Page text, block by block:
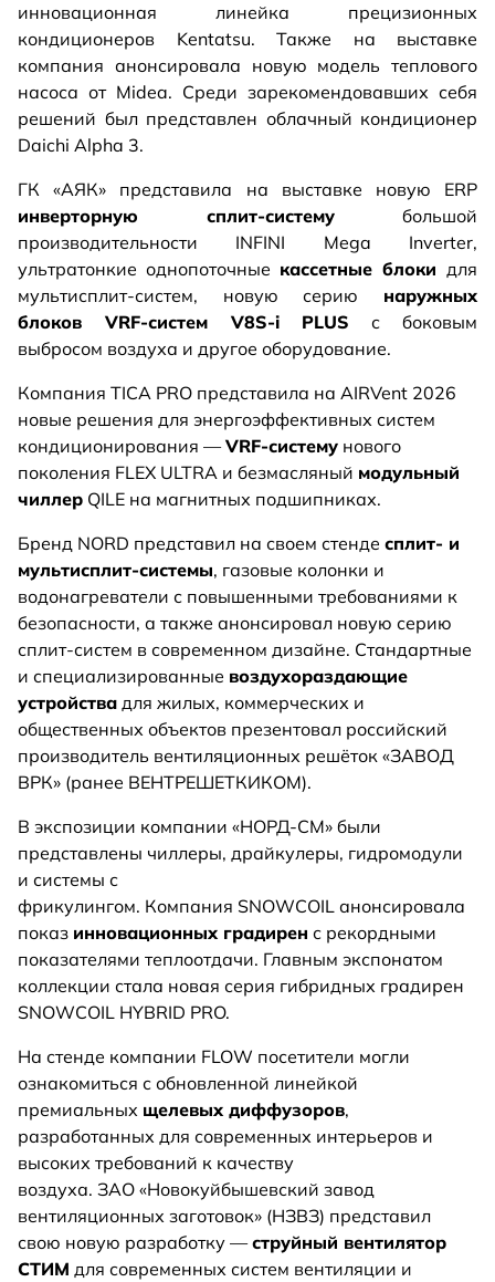
инновационная линейка прецизионных
кондиционеров Kentatsu. Также на выставке
компания анонсировала новую модель теплового
насоса от Midea. Среди зарекомендовавших себя
решений был представлен облачный кондиционер
Daichi Alpha 3.
ГК «АЯК» представила на выставке новую ERP
инверторную сплит-систему большой
производительности INFINI Mega Inverter,
ультратонкие однопоточные кассетные блоки для
мультисплит-систем, новую серию наружных
блоков VRF-систем V8S-i PLUS с боковым
выбросом воздуха и другое оборудование.
Компания TICA PRO представила на AIRVent 2026
новые решения для энергоэффективных систем
кондиционирования —VRF-систему нового
поколения FLEX ULTRA и безмасляный модульный
чиллер QILE на магнитных подшипниках.
Бренд NORD представил на своем стенде сплит- и
мультисплит-системы, газовые колонки и
водонагреватели с повышенными требованиями к
безопасности, а также анонсировал новую серию
сплит-систем в современном дизайне. Стандартные
и специализированные воздухораздающие
устройства для жилых, коммерческих и
общественных объектов презентовал российский
производитель вентиляционных решёток «ЗАВОД
ВРК» (ранее ВЕНТРЕШЕТКИКОМ).
В экспозиции компании «НОРД-СМ» были
представлены чиллеры, драйкулеры, гидромодули
и системы с
фрикулингом. Компания SNOWCOIL анонсировала
показ инновационных градирен с рекордными
показателями теплоотдачи. Главным экспонатом
коллекции стала новая серия гибридных градирен
SNOWCOIL HYBRID PRO.
На стенде компании FLOW посетители могли
ознакомиться с обновленной линейкой
премиальных щелевых диффузоров,
разработанных для современных интерьеров и
высоких требований к качеству
воздуха. ЗАО «Новокуйбышевский завод
вентиляционных заготовок» (НЗВЗ) представил
свою новую разработку —струйный вентилятор
СТИМ для современных систем вентиляции и